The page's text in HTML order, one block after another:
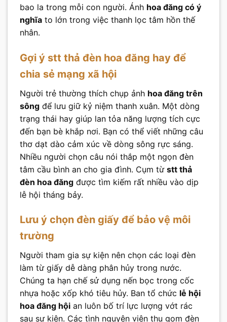
bao la trong mỗi con người. Ánh hoa đăng có ý
nghĩa to lớn trong việc thanh lọc tâm hồn thế
nhân.
Gợi ý stt thả đèn hoa đăng hay để
chia sẻ mạng xã hội
Người trẻ thường thích chụp ảnh hoa đăng trên
sông để lưu giữ kỷ niệm thanh xuân. Một dòng
trạng thái hay giúp lan tỏa năng lượng tích cực
đến bạn bè khắp nơi. Bạn có thể viết những câu
thơ dạt dào cảm xúc về dòng sông rực sáng.
Nhiều người chọn câu nói thắp một ngọn đèn
tâm cầu bình an cho gia đình. Cụm từ stt thả
đèn hoa đăng được tìm kiếm rất nhiều vào dịp
lễ hội tháng bảy.
Lưu ý chọn đèn giấy để bảo vệ môi
trường
Người tham gia sự kiện nên chọn các loại đèn
làm từ giấy dễ dàng phân hủy trong nước.
Chúng ta hạn chế sử dụng nến bọc trong cốc
nhựa hoặc xốp khó tiêu hủy. Ban tổ chức lễ hội
hoa đăng hội an luôn bố trí lực lượng vớt rác
sau sự kiện. Các tình nguyện viên thu gom đèn